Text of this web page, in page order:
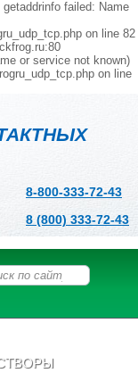
failed: Name
on line 82
or service not known)
on line
8-800-333-72-43
8 (800) 333-72-43